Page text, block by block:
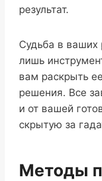
результат.
Судьба в ваших
лишь
вам раскрыть
решения. Все
и от вашей
скрытую за
Методы